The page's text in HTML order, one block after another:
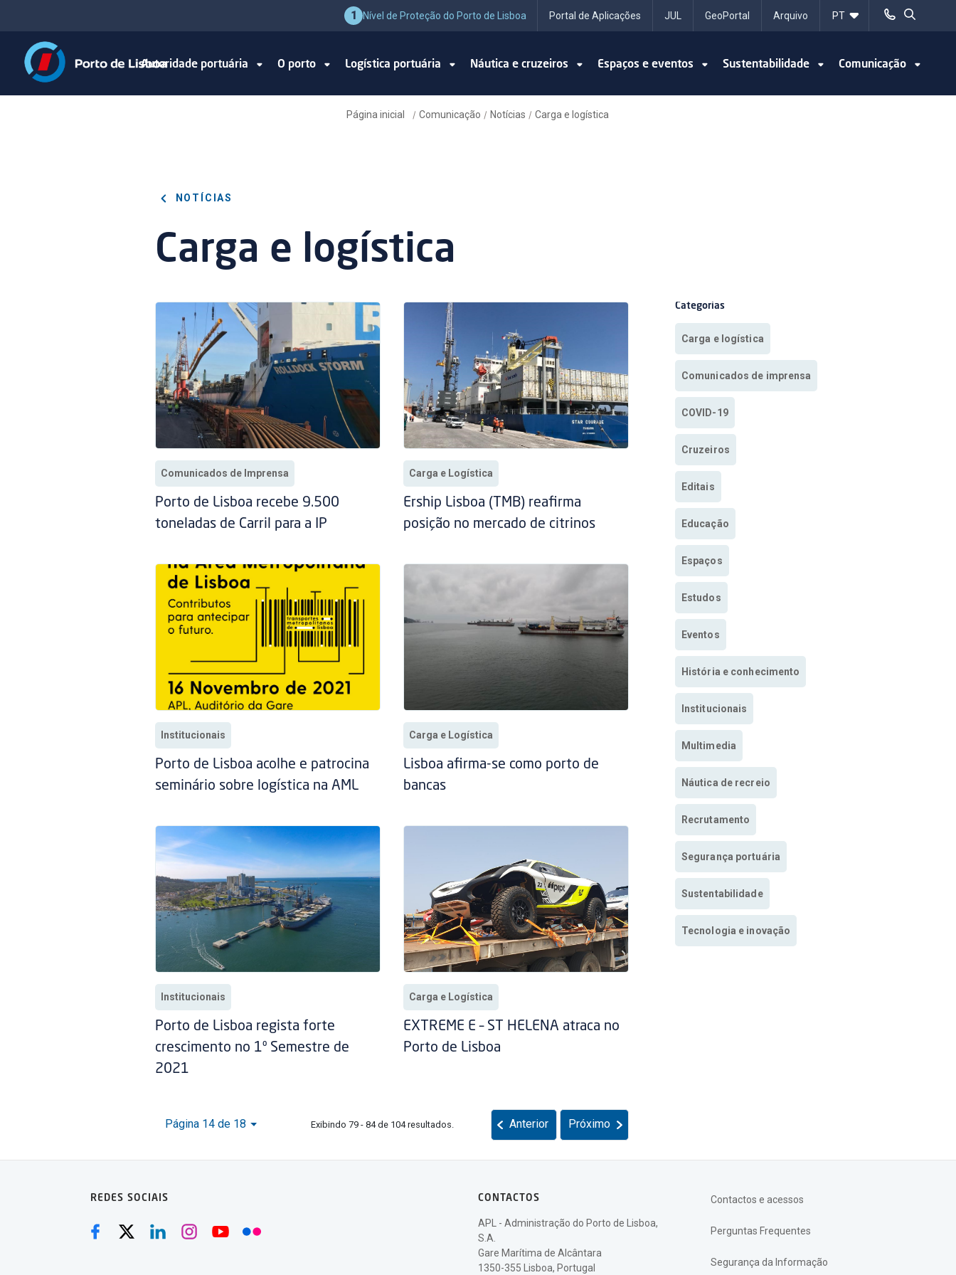
1 Nível de Proteção do Porto de Lisboa Portal de Aplicações JUL GeoPortal Arquivo
Autoridade portuária O porto Logística portuária Náutica e cruzeiros Espaços e eventos Sustentabilidade Comunicação
Página inicial /Comunicação / Notícias /Carga e logística
NOTÍCIAS
Carga e logística
Comunicados de Imprensa
Porto de Lisboa recebe 9.500
toneladas de Carril para a IP
Carga e Logística
Ership Lisboa (TMB) reafirma
posição no mercado de citrinos
Institucionais
Porto de Lisboa acolhe e patrocina
seminário sobre logística na AML
Carga e Logística
Lisboa afirma-se como porto de
bancas
Institucionais
Porto de Lisboa regista forte
crescimento no 1º Semestre de
2021
Carga e Logística
EXTREME E – ST HELENA atraca no
Porto de Lisboa
Página 14 de 18 Exibindo 79 - 84 de 104 resultados. Anterior Próximo
Categorias
Carga e logística
Comunicados de imprensa
COVID-19
Cruzeiros
Editais
Educação
Espaços
Estudos
Eventos
História e conhecimento
Institucionais
Multimedia
Náutica de recreio
Recrutamento
Segurança portuária
Sustentabilidade
Tecnologia e inovação
REDES SOCIAIS CONTACTOS
APL - Administração do Porto de Lisboa,
S.A.
Gare Marítima de Alcântara
1350-355 Lisboa, Portugal
Contactos e acessos
Perguntas Frequentes
Segurança da Informação